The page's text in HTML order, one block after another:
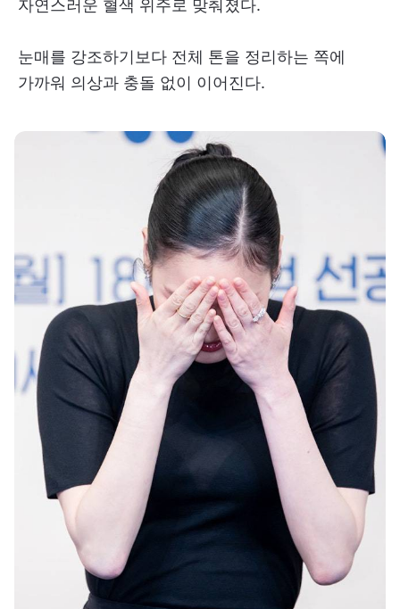
자연스러운 혈색 위주로 맞춰졌다.
눈매를 강조하기보다 전체 톤을 정리하는 쪽에
가까워 의상과 충돌 없이 이어진다.